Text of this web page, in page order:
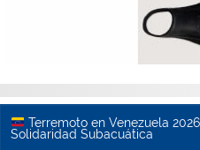
Terremoto en Venezuela
Solidaridad Subacuática